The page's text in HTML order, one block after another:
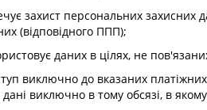
захист персональних захисних
(відповідного ППП);
даних в цілях, не
виключно до вказаних
виключно в тому обсязі, в